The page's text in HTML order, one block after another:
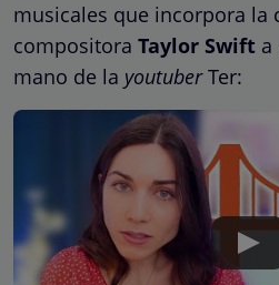
musicales que incorpora la
compositora Taylor Swift a
mano de la youtuberTer: